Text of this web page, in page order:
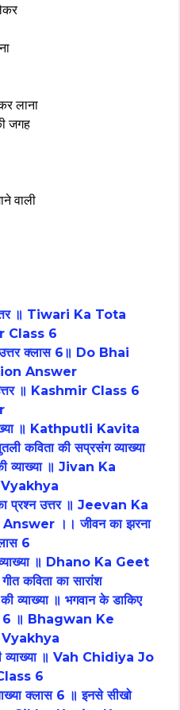
लाना
जगह
वाली
उत्तर ॥ Tiwari Ka Tota
Class 6
उत्तर क्लास 6॥ Do Bhai
Answer
॥ Kashmir Class 6
॥ Kathputli Kavita
कविता की सप्रसंग व्याख्या
व्याख्या ॥ Jivan Ka
प्रश्न उत्तर ॥ Jeevan Ka
।। जीवन का झरना
6
व्याख्या ॥ Dhano Ka Geet
कविता का सारांश
व्याख्या ॥ भगवान के डाकिए
6 ॥ Bhagwan Ke
व्याख्या ॥ Vah Chidiya Jo
6
क्लास 6 ॥ इनसे सीखो